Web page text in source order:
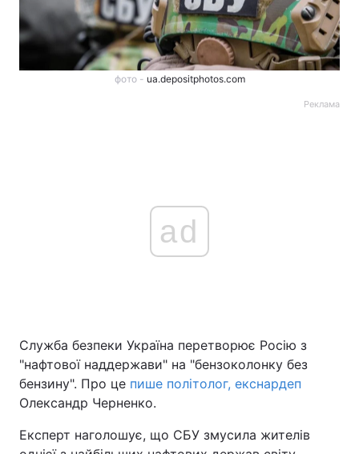
фото - ua.depositphotos.com
Реклама
ad
Служба безпеки Україна перетворює Росію з
"нафтової наддержави" на "бензоколонку без
бензину". Про це пише політолог, екснардеп
Олександр Черненко.
Експерт наголошує, що СБУ змусила жителів